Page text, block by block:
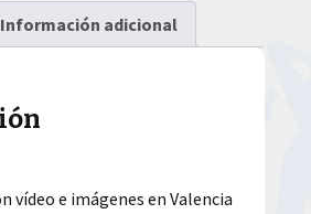
Información adicional
vídeo e imágenes en Valencia